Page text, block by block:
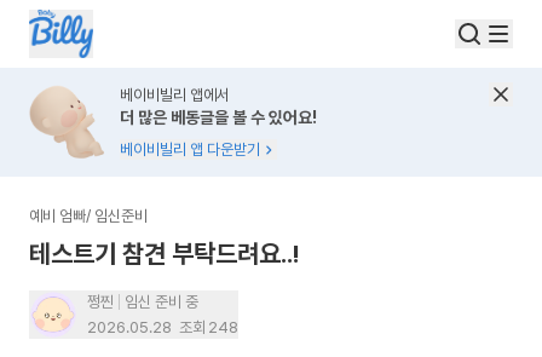
베이비빌리 앱에서
더 많은 베동글을 볼 수 있어요!
베이비빌리 앱 다운받기
예비 엄빠/ 임신준비
테스트기 참견 부탁드려요..!
쩡찐
임신 준비 중
2026.05.28 조회 248